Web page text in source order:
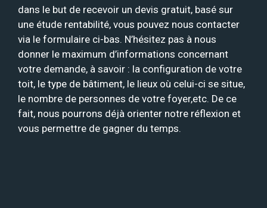
dans le but de recevoir un devis gratuit, basé sur
une étude rentabilité, vous pouvez nous contacter
via le formulaire ci-bas. N’hésitez pas à nous
donner le maximum d’informations concernant
votre demande, à savoir : la configuration de votre
toit, le type de bâtiment, le lieux où celui-ci se situe,
le nombre de personnes de votre foyer,etc. De ce
fait, nous pourrons déjà orienter notre réflexion et
vous permettre de gagner du temps.